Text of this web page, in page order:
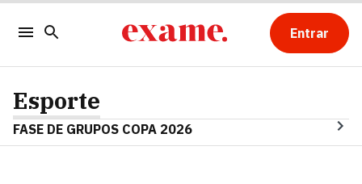
Entrar
Esporte
FASE DE GRUPOS COPA 2026